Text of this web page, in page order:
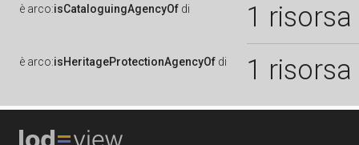
è arco:isCataloguingAgencyOf di 1 risorsa
è arco:isHeritageProtectionAgencyOf di 1 risorsa